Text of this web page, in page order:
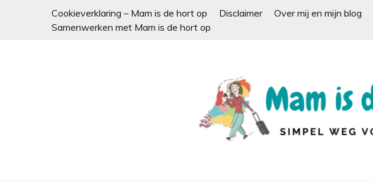
Cookieverklaring – Mam is de hort op Disclaimer Over mij en mijn blog
Samenwerken met Mam is de hort op